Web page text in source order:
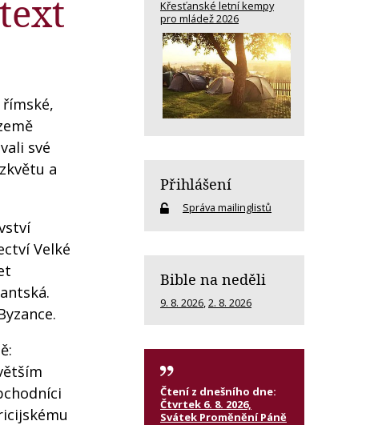
své
a
Velké
Křesťanské letní kempy
pro mládež 2026
Přihlášení
Správa mailinglistů
Bible na neděli
9. 8. 2026 2. 8. 2026
Čtení z dnešního dne:
Čtvrtek 6. 8. 2026,
Svátek Proměnění Páně